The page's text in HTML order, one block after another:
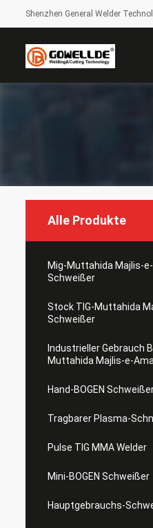
Shenzhen General Welder
Alle Produkte
Mig-Muttahida Majlis-e-
Schweißer
Stock TIG-Muttahida
Schweißer
Industrieller Gebrauch
Muttahida Majlis-e-
Hand-BOGEN
Tragbarer Plasma-
Pulse TIG MMA Welder
Mini-BOGEN Schweißer
Hauptgebrauchs-